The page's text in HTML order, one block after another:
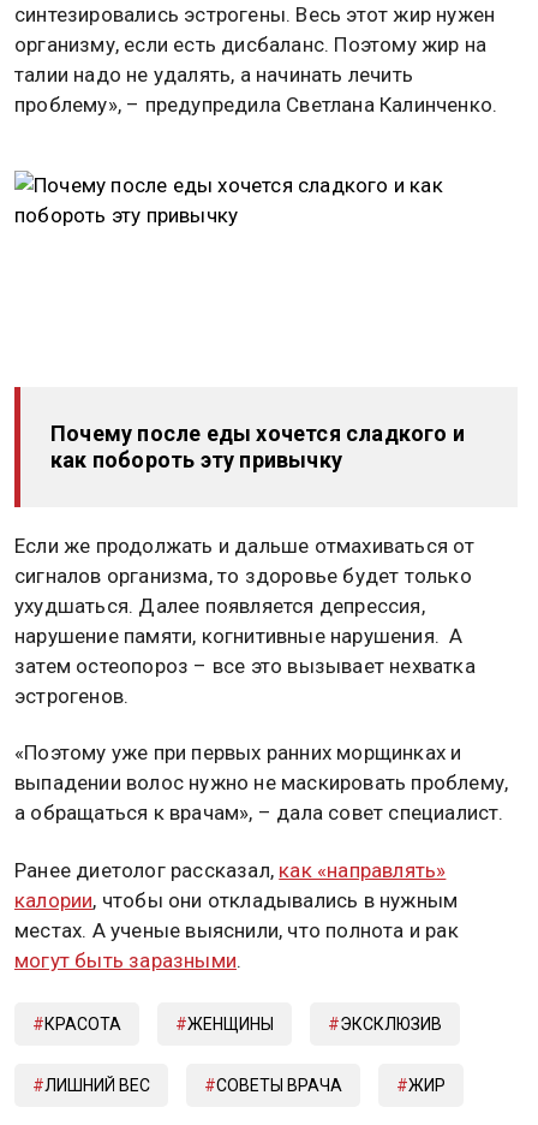
синтезировались эстрогены. Весь этот жир нужен
организму, если есть дисбаланс. Поэтому жир на
талии надо не удалять, а начинать лечить
проблему», – предупредила Светлана Калинченко.
Почему после еды хочется сладкого и
как побороть эту привычку
Если же продолжать и дальше отмахиваться от
сигналов организма, то здоровье будет только
ухудшаться. Далее появляется депрессия,
нарушение памяти, когнитивные нарушения. А
затем остеопороз – все это вызывает нехватка
эстрогенов.
«Поэтому уже при первых ранних морщинках и
выпадении волос нужно не маскировать проблему,
а обращаться к врачам», – дала совет специалист.
Ранее диетолог рассказал, как «направлять»
калории, чтобы они откладывались в нужным
местах. А ученые выяснили, что полнота и рак
могут быть заразными.
КРАСОТА ЖЕНЩИНЫ ЭКСКЛЮЗИВ
ЛИШНИЙ ВЕС СОВЕТЫ ВРАЧА ЖИР